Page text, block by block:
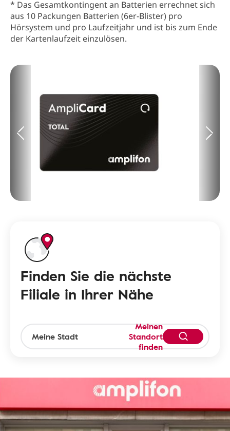
* Das Gesamtkontingent an Batterien errechnet sich
aus 10 Packungen Batterien (6er-Blister) pro
Hörsystem und pro Laufzeitjahr und ist bis zum Ende
der Kartenlaufzeit einzulösen.
Finden Sie die nächste
Filiale in Ihrer Nähe
Meinen
Standort
finden